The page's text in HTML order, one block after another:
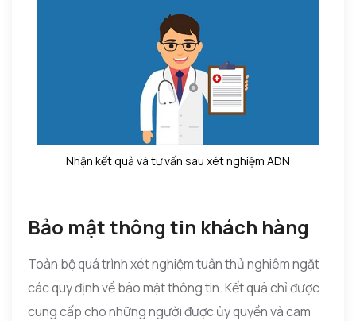
Nhận kết quả và tư vấn sau xét nghiệm ADN
Bảo mật thông tin khách hàng
Toàn bộ quá trình xét nghiệm tuân thủ nghiêm ngặt
các quy định về bảo mật thông tin. Kết quả chỉ được
cung cấp cho những người được ủy quyền và cam